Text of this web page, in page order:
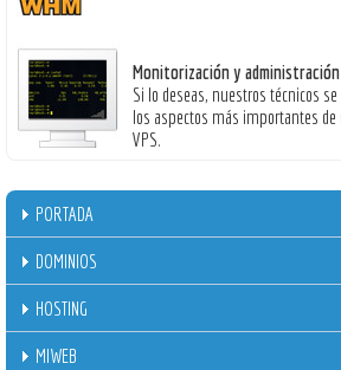
Monitorización y administración
Si lo deseas, nuestros técnicos
los aspectos más importantes
VPS.
PORTADA
DOMINIOS
HOSTING
MIWEB